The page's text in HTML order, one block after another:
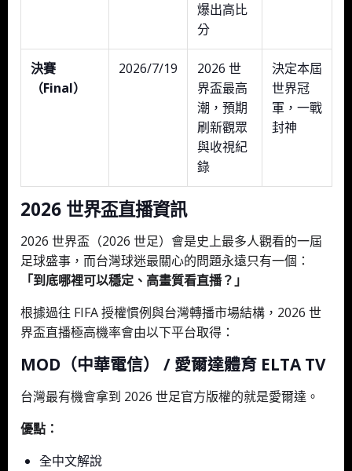
爆出高比
分
決賽
（Final）
2026/7/19
2026 世
界盃最高
潮，預期
刷新觀眾
與收視紀
錄
決定本屆
世界冠
軍，一戰
封神
2026 世界盃直播資訊
2026 世界盃（2026 世足）會是史上最多人觀看的一屆
足球盛事，而台灣球迷最關心的問題永遠只有一個：
「到底哪裡可以穩定、高畫質看直播？」
根據過往 FIFA 授權慣例與台灣轉播市場結構，2026 世
界盃直播極高機率會由以下平台取得：
MOD（中華電信） / 愛爾達體育 ELTA TV
台灣最有機會拿到 2026 世足官方版權的就是愛爾達。
優點：
全中文解說